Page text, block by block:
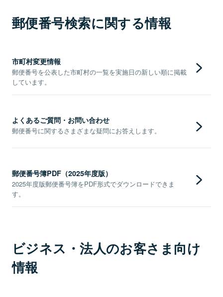
郵便番号検索に関する情報
市町村変更情報
郵便番号を公表した市町村の一覧を実施日の新しい順に掲載
しています。
よくあるご質問・お問い合わせ
郵便番号に関するさまざまな疑問にお答えします。
郵便番号簿PDF（2025年度版）
2025年度版郵便番号簿をPDF形式でダウンロードできま
す。
ビジネス・法人のお客さま向け
情報